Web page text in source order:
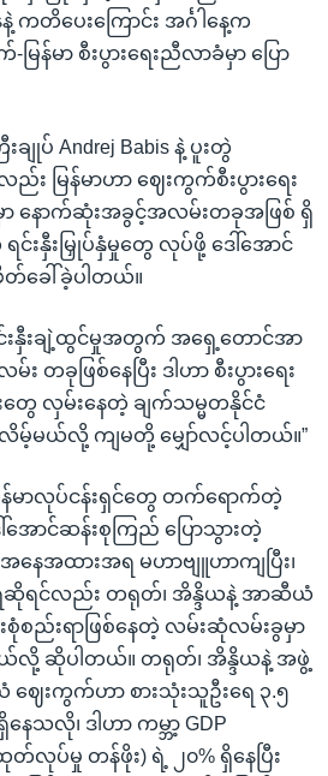
တိပေးကြောင်း အင်္ဂါနေ့က
မြန်မာ စီးပွားရေးညီလာခံမှာ ပြော
ျုပ် Andrej Babis နဲ့ ပူးတွဲ
း မြန်မာဟာ ဈေးကွက်စီးပွားရေး
နောက်ဆုံးအခွင့်အလမ်းတခုအဖြစ် ရှိ
နှီးမြှုပ်နှံမှုတွေ လုပ်ဖို့ ဒေါ်အောင်
ခေါ်ခဲ့ပါတယ်။
ရင်းနှီးချဲ့ထွင်မှုအတွက် အရှေ့တောင်အာ
တခုဖြစ်နေပြီး ဒါဟာ စီးပွားရေး
တွေ လှမ်းနေတဲ့ ချက်သမ္မတနိုင်ငံ
မယ်လို့ ကျမတို့ မျှော်လင့်ပါတယ်။”
န်မာလုပ်ငန်းရှင်တွေ တက်ရောက်တဲ့
ါ်အောင်ဆန်းစုကြည် ပြောသွားတဲ့
ေအထားအရ မဟာဗျူဟာကျပြီး၊
ရဆိုရင်လည်း တရုတ်၊ အိန္ဒိယနဲ့ အာဆီယံ
စုံစည်းရာဖြစ်နေတဲ့ လမ်းဆုံလမ်းခွမှာ
ယ်လို့ ဆိုပါတယ်။ တရုတ်၊ အိန္ဒိယနဲ့ အဖွဲ့
ဈေးကွက်ဟာ စားသုံးသူဦးရေ ၃.၅
သလို၊ ဒါဟာ ကမ္ဘာ့ GDP
လုပ်မှု တန်ဖိုး) ရဲ့ ၂၀% ရှိနေပြီး